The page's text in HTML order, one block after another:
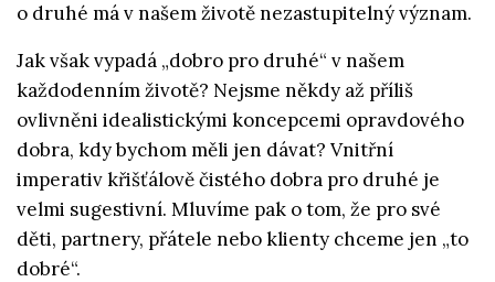
o druhé má v našem životě nezastupitelný význam.
Jak však vypadá „dobro pro druhé“ v našem
každodenním životě? Nejsme někdy až příliš
ovlivněni idealistickými koncepcemi opravdového
dobra, kdy bychom měli jen dávat? Vnitřní
imperativ křišťálově čistého dobra pro druhé je
velmi sugestivní. Mluvíme pak o tom, že pro své
děti, partnery, přátele nebo klienty chceme jen „to
dobré“.